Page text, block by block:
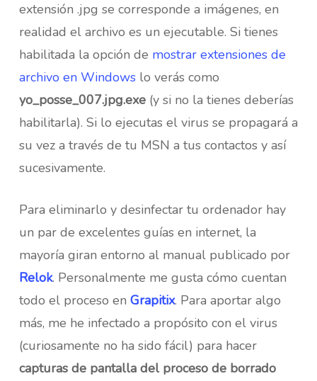
extensión .jpg se corresponde a imágenes, en
realidad el archivo es un ejecutable. Si tienes
habilitada la opción de mostrar extensiones de
archivo en Windowslo verás como
yo_posse_007.jpg.exe(y si no la tienes deberías
habilitarla). Si lo ejecutas el virus se propagará a
su vez a través de tu MSN a tus contactos y así
sucesivamente.
Para eliminarlo y desinfectar tu ordenador hay
un par de excelentes guías en internet, la
mayoría giran entorno al manual publicado por
Relok. Personalmente me gusta cómo cuentan
todo el proceso en Grapitix. Para aportar algo
más, me he infectado a propósito con el virus
(curiosamente no ha sido fácil) para hacer
capturas de pantalla del proceso de borrado